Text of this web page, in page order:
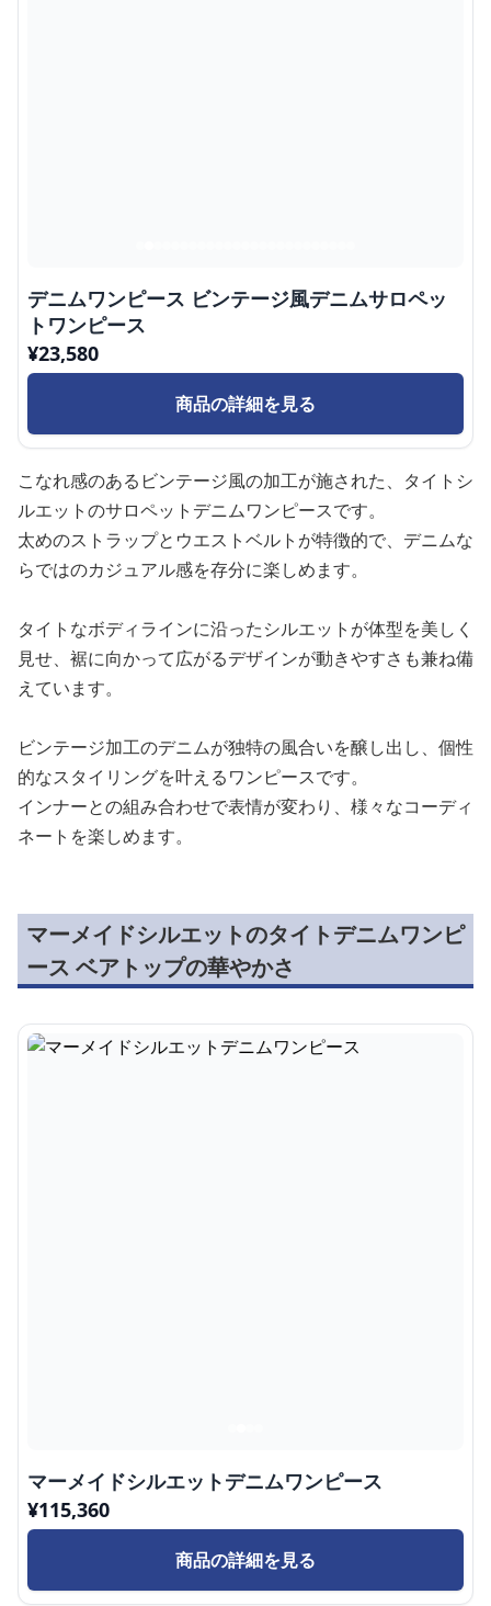
デニムワンピース ビンテージ風デニムサロペッ
トワンピース
¥23,580
商品の詳細を見る
こなれ感のあるビンテージ風の加工が施された、タイトシ
ルエットのサロペットデニムワンピースです。
太めのストラップとウエストベルトが特徴的で、デニムな
らではのカジュアル感を存分に楽しめます。
タイトなボディラインに沿ったシルエットが体型を美しく
見せ、裾に向かって広がるデザインが動きやすさも兼ね備
えています。
ビンテージ加工のデニムが独特の風合いを醸し出し、個性
的なスタイリングを叶えるワンピースです。
インナーとの組み合わせで表情が変わり、様々なコーディ
ネートを楽しめます。
マーメイドシルエットのタイトデニムワンピ
ース ベアトップの華やかさ
マーメイドシルエットデニムワンピース
¥115,360
商品の詳細を見る